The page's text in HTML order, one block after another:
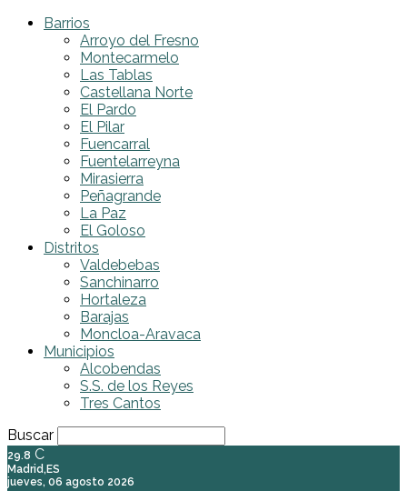
Barrios
Arroyo del Fresno
Montecarmelo
Las Tablas
Castellana Norte
El Pardo
El Pilar
Fuencarral
Fuentelarreyna
Mirasierra
Peñagrande
La Paz
El Goloso
Distritos
Valdebebas
Sanchinarro
Hortaleza
Barajas
Moncloa-Aravaca
Municipios
Alcobendas
S.S. de los Reyes
Tres Cantos
Buscar
29.8 C
Madrid,ES
jueves, 06 agosto 2026